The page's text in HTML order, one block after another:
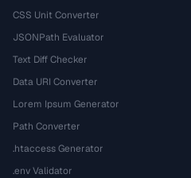
CSS Unit Converter
JSONPath Evaluator
Text Diff Checker
Data URI Converter
Lorem Ipsum Generator
Path Converter
.htaccess Generator
.env Validator